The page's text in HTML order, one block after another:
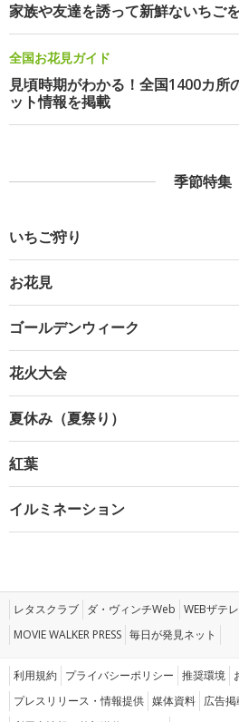
家族や友達を誘って新鮮ないちご
全国お花見ガイド
見頃時期がわかる！全国1400カ所
ット情報を掲載
季節特集
いちご狩り
お花見
ゴールデンウィーク
花火大会
夏休み（夏祭り）
紅葉
イルミネーション
レタスクラブ ダ・ヴィンチWeb WEBザテ
MOVIE WALKER PRESS 毎日が発見ネット
利用規約 プライバシーポリシー 推奨環境
プレスリリース・情報提供 媒体資料 広告